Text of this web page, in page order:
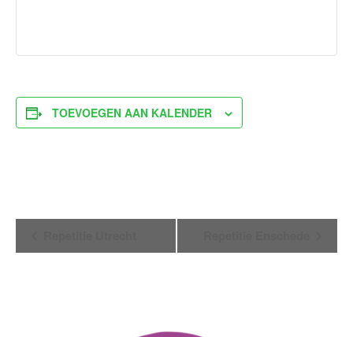
TOEVOEGEN AAN KALENDER
Navigatie